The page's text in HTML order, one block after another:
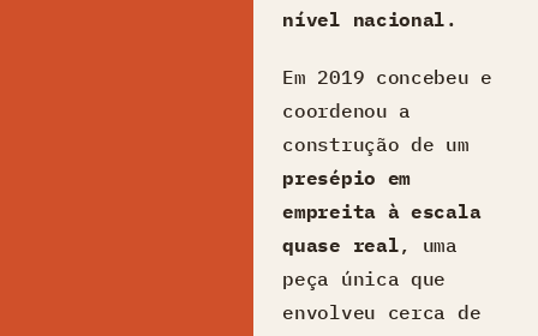
nível nacional .
Em 2019 concebeu e
coordenou a
construção de um
presépio em
empreita à escala
quase real, uma
peça única que
envolveu cerca de